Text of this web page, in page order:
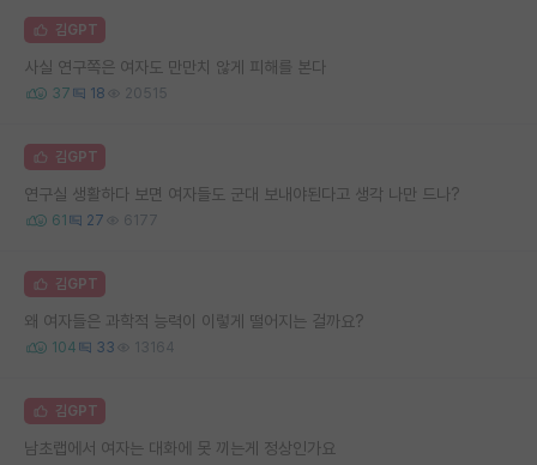
김GPT
사실 연구쪽은 여자도 만만치 않게 피해를 본다
37 18 20515
김GPT
연구실 생활하다 보면 여자들도 군대 보내야된다고 생각 나만 드나?
61 27 6177
김GPT
왜 여자들은 과학적 능력이 이렇게 떨어지는 걸까요?
104 33 13164
김GPT
남초랩에서 여자는 대화에 못 끼는게 정상인가요